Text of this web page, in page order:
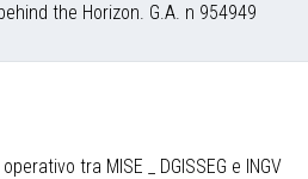
the Horizon. G.A. n 954949
tra MISE _ DGISSEG e INGV